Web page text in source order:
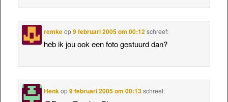
remkeop9 februari 2005 om 00:12 schreef:
heb ik jou ook een foto gestuurd dan?
Henkop9 februari 2005 om 00:13 schreef: